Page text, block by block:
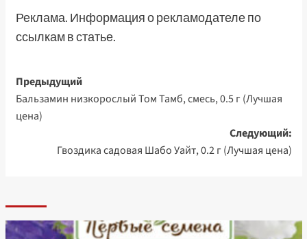
Реклама. Информация о рекламодателе по
ссылкам в статье.
Навигация
записи
Предыдущий
Бальзамин низкорослый Том Тамб, смесь, 0.5 г (Лучшая
цена)
Следующий:
Гвоздика садовая Шабо Уайт, 0.2 г (Лучшая цена)